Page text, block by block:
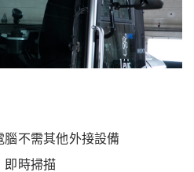
不需其他外接設備
即時掃描